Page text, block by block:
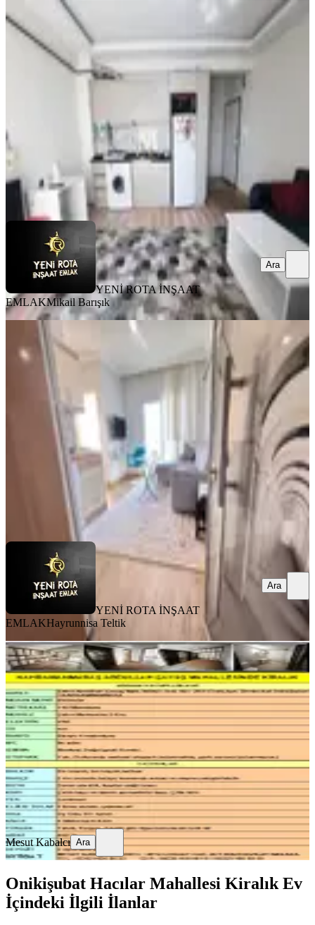
Rota'dan Üniversite Karşısı Geniş Ve
Kullanışlı Eşyalı Kirlk 1+1
Onikişubat, Maarif Mahallesi
YENİ ROTA İNŞAAT EMLAK Mikail Barışık
YENİ ROTA İNŞAAT
EMLAKMikail Barışık
Ara
MANZARALI
Yeni Rota'dan Üniversite Civarı
Eşyalı 2+0 Kiralık Daire
Onikişubat, Maarif Mahallesi
·5. Kat 03.08.2026
23.000 ₺
YENİ ROTA İNŞAAT EMLAKHayrunnisa Teltik
YENİ ROTA İNŞAAT
EMLAKHayrunnisa Teltik
Ara
BALKONLU
Kahramanmaraş Ş.abdullah Çavuş
Mahallesinde Kiralık
Onikişubat, Şehit Abdullah Çavuş Mahallesi
3+1·140 m²·Bodrum Kat·03.08.2026
20.000 ₺
Mesut Kabalcı
Ara
Mesut Kabalcı Ara
Onikişubat Hacılar Mahallesi Kiralık Ev
İçindeki İlgili İlanlar